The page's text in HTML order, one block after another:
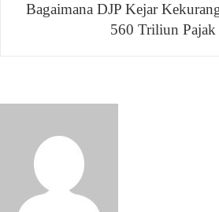
Bagaimana DJP Kejar
560 Triliun Pajak